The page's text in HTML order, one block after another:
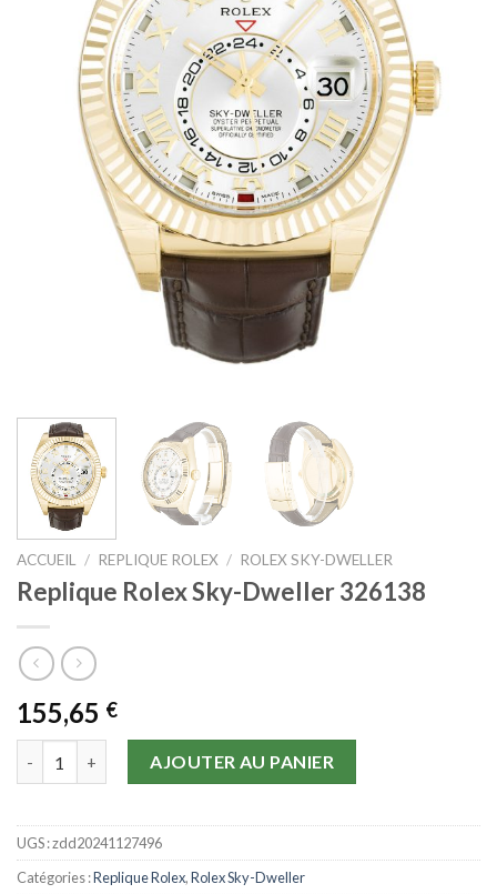
ACCUEIL / REPLIQUE ROLEX / ROLEX SKY-DWELLER
Replique Rolex Sky-Dweller 326138
155,65 €
AJOUTER AU PANIER
UGS :zdd20241127496
Catégories :Replique Rolex,Rolex Sky-Dweller